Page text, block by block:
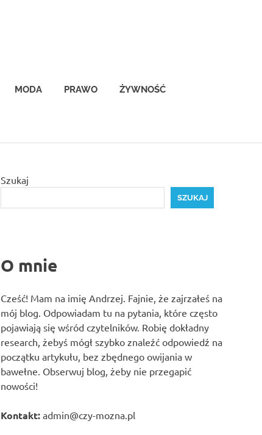
MODA PRAWO ŻYWNOŚĆ
Szukaj
SZUKAJ
O mnie
Cześć! Mam na imię Andrzej. Fajnie, że zajrzałeś na
mój blog. Odpowiadam tu na pytania, które często
pojawiają się wśród czytelników. Robię dokładny
research, żebyś mógł szybko znaleźć odpowiedź na
początku artykułu, bez zbędnego owijania w
bawełne. Obserwuj blog, żeby nie przegapić
nowości!
Kontakt: admin@czy-mozna.pl